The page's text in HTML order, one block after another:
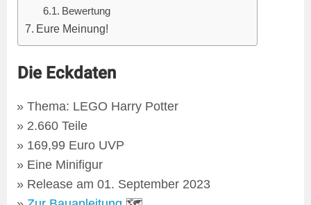
Bewertung
Eure Meinung!
Die Eckdaten
Thema: LEGO Harry Potter
2.660 Teile
169,99 Euro UVP
Eine Minifigur
Release am 01. September 2023